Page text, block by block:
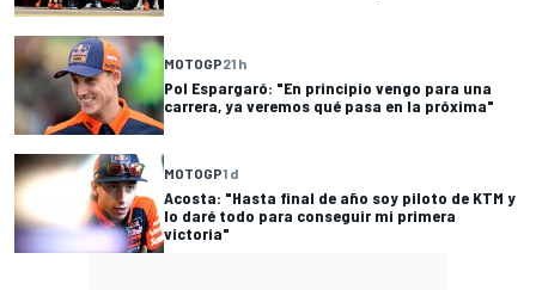
MOTOGP21 h
Pol Espargaró: "En principio vengo para una
carrera, ya veremos qué pasa en la próxima"
MOTOGP1 d
Acosta: "Hasta final de año soy piloto de KTM y
lo daré todo para conseguir mi primera
victoria"